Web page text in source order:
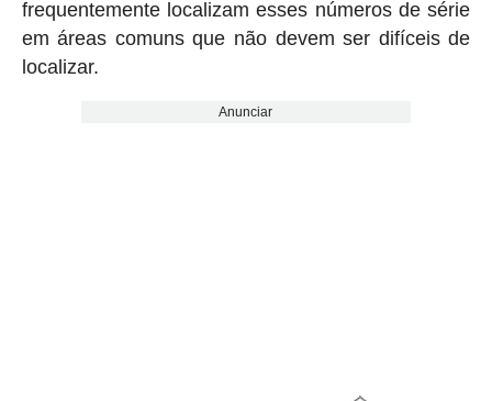
frequentemente localizam esses números de série
em áreas comuns que não devem ser difíceis de
localizar.
Anunciar